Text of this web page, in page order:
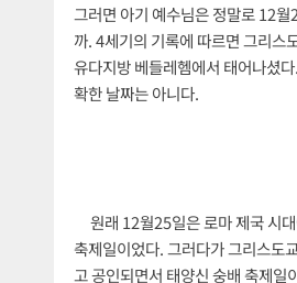
그러면 아기 예수님은 정말로 12
까. 4세기의 기록에 따르면 그리스
유다지방 베들레헴에서 태어나셨
확한 날짜는 아니다.
원래 12월25일은 로마 제국 시
축제일이었다. 그러다가 그리스도
고 공인되면서 태양신 숭배 축제일